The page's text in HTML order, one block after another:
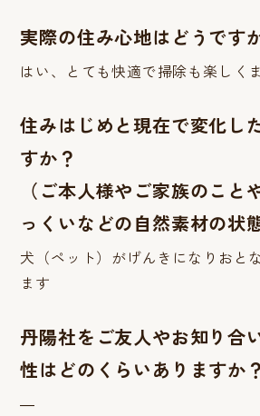
実際の住み心地はどうです
はい、とても快適で掃除も楽しく
住みはじめと現在で変化し
すか？
（ご本人様やご家族のこと
っくいなどの自然素材の状
犬（ペット）がげんきになりおと
ます
丹陽社をご友人やお知り合
性はどのくらいありますか
―